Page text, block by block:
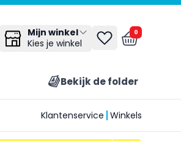
Mijn winkel
Kies je winkel
0
Bekijk de folder
Klantenservice Winkels